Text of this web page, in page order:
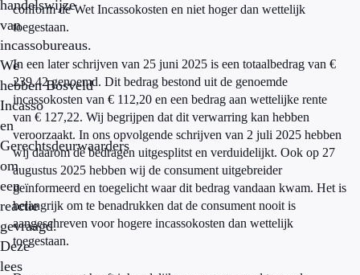
handelswijze
van
incassobureaus.
We
hebben Bosveld
Incasso
en
Gerechtsdeurwaarders
om
een
reactie
gevraagd.
Deze
lees
conform de Wet Incassokosten en niet hoger dan wettelijk
toegestaan.
In een later schrijven van 25 juni 2025 is een totaalbedrag van €
239,42 genoemd. Dit bedrag bestond uit de genoemde
incassokosten van € 112,20 en een bedrag aan wettelijke rente
van € 127,22. Wij begrijpen dat dit verwarring kan hebben
veroorzaakt. In ons opvolgende schrijven van 2 juli 2025 hebben
wij daarom de bedragen uitgesplitst en verduidelijkt. Ook op 27
augustus 2025 hebben wij de consument uitgebreider
geïnformeerd en toegelicht waar dit bedrag vandaan kwam. Het is
belangrijk om te benadrukken dat de consument nooit is
aangeschreven voor hogere incassokosten dan wettelijk
toegestaan.